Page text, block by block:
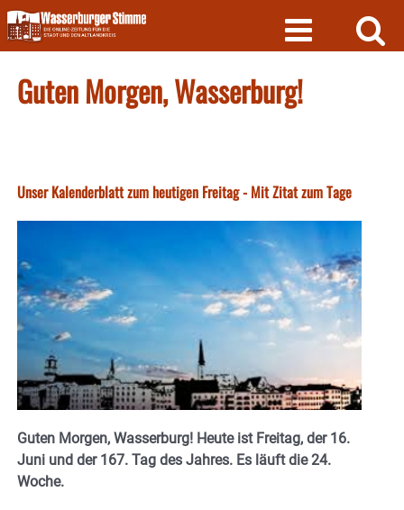
Skip
to
content
Guten Morgen, Wasserburg!
Unser Kalenderblatt zum heutigen Freitag - Mit Zitat zum Tage
Guten Morgen, Wasserburg! Heute ist Freitag, der 16.
Juni und der 167. Tag des Jahres. Es läuft die 24.
Woche.